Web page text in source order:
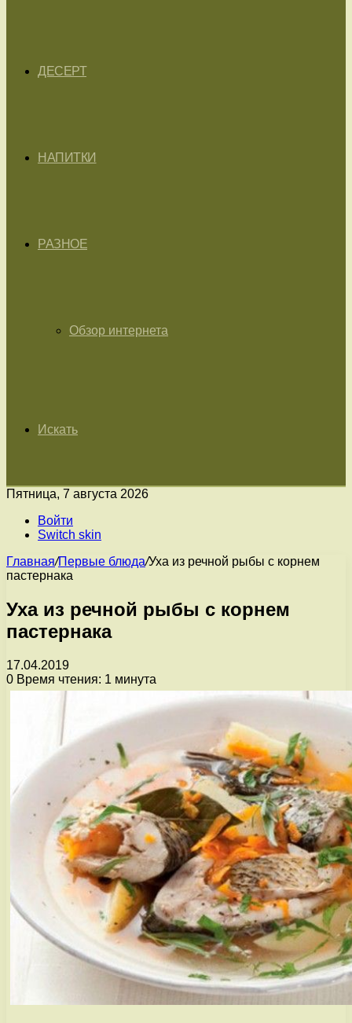
ДЕСЕРТ
НАПИТКИ
РАЗНОЕ
Обзор интернета
Искать
Пятница, 7 августа 2026
Войти
Switch skin
Главная/Первые блюда/Уха из речной рыбы с корнем
пастернака
Уха из речной рыбы с корнем
пастернака
17.04.2019
0 Время чтения: 1 минута